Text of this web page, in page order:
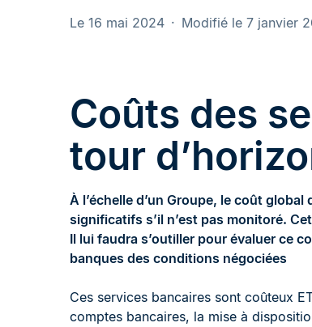
Le 16 mai 2024 Modifié le 7 janvier
Coûts des
tour
À l’échelle d’un Groupe, le coût
significatifs s’il n’est pas monitoré.
Il lui faudra s’outiller pour évaluer ce
banques des conditions négociées
Ces services bancaires sont coûteux
comptes bancaires, la mise à